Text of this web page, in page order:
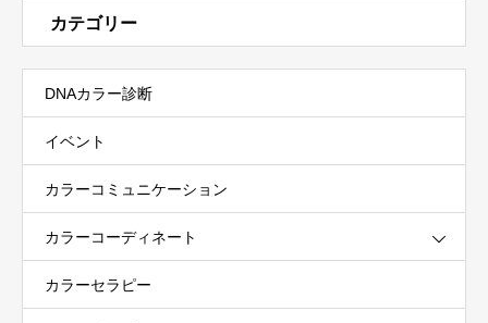
カテゴリー
DNAカラー診断
イベント
カラーコミュニケーション
カラーコーディネート
カラーセラピー